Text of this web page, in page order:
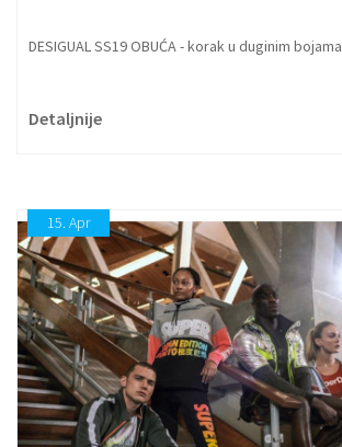
DESIGUAL SS19 OBUĆA - korak u duginim bojama
Detaljnije
15. Apr